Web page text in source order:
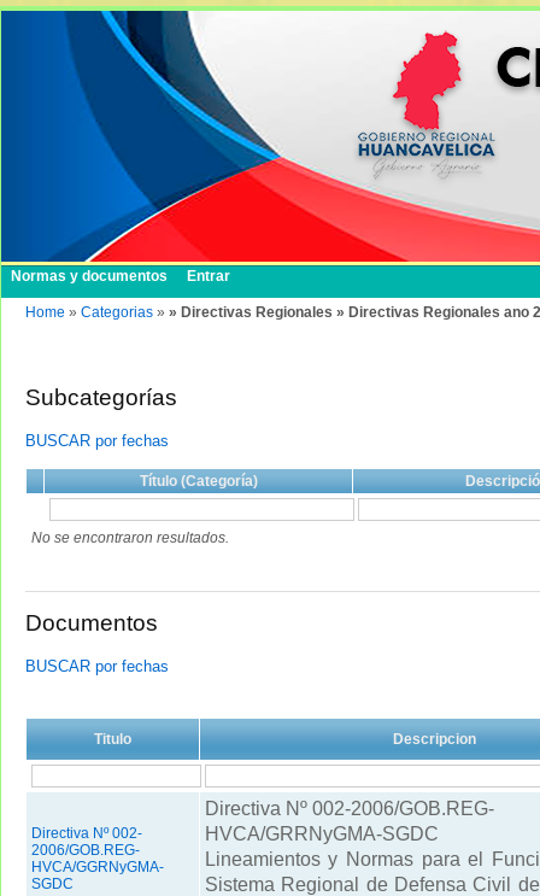
Normas y documentos Entrar
Home » Categorias » » Directivas Regionales » Directivas Regionales ano
Subcategorías
BUSCAR por fechas
Título (Categoría)
No se encontraron resultados.
Documentos
BUSCAR por fechas
Titulo Descripcion
Directiva Nº 002-
2006/GOB.REG-
HVCA/GGRNyGMA-
SGDC
Directiva Nº 002-2006/GOB.REG-
HVCA/GRRNyGMA-SGDC
Lineamientos y Normas para el
Sistema Regional de Defensa Civil